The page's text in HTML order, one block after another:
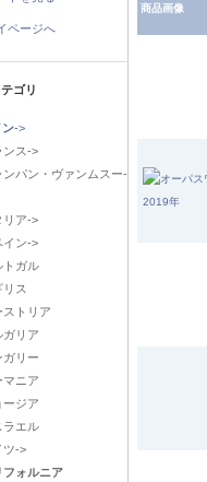
ページへ
ゴリ
ン->
ンス->
ンパン・ヴァンムスー-
リア->
イン->
トガル
ス
ストリア
ガリア
ガリー
マニア
ージア
ラエル
ツ->
フォルニア
商品画像